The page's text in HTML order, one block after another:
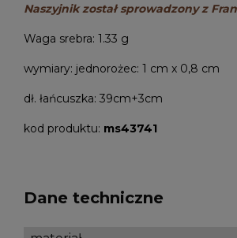
Naszyjnik został sprowadzony z
Waga srebra: 1.33 g
wymiary: jednorożec: 1 cm x 0,8 cm
dł. łańcuszka: 39cm+3cm
kod produktu: ms43741
Dane techniczne